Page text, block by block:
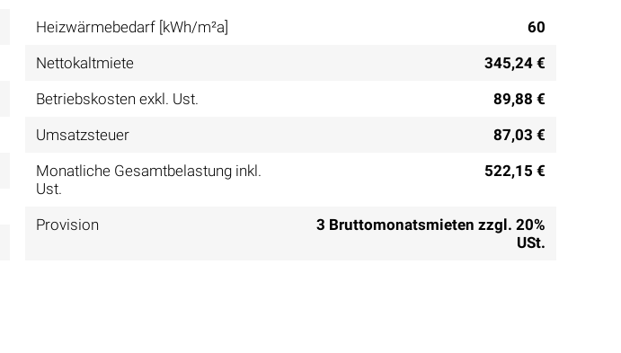
Heizwärmebedarf [kWh/m²a]
60
Nettokaltmiete
345,24 €
Betriebskosten exkl. Ust.
89,88 €
Umsatzsteuer
87,03 €
Monatliche Gesamtbelastung inkl.
Ust.
522,15 €
Provision
3 Bruttomonatsmieten zzgl. 20%
USt.